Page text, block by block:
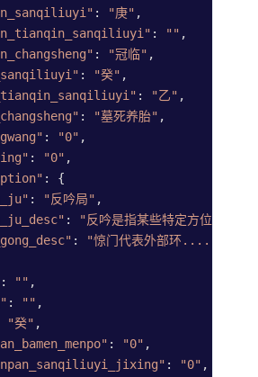
: "庚" ,
: "" ,
: "冠临" ,
: "癸" ,
: "乙" ,
: "墓死养胎" ,
: "0" ,
: "0" ,
: {
: "反吟局" ,
:
"反吟是指某些特定方位的
:
"惊门代表外部环......"
: "" ,
: "" ,
"癸" ,
: "0" ,
: "0" ,